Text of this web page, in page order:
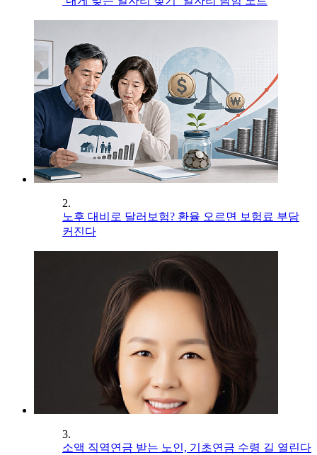
2.
노후 대비로 달러보험? 환율 오르면 보험료 부담
커진다
3.
소액 직역연금 받는 노인, 기초연금 수령 길 열린다